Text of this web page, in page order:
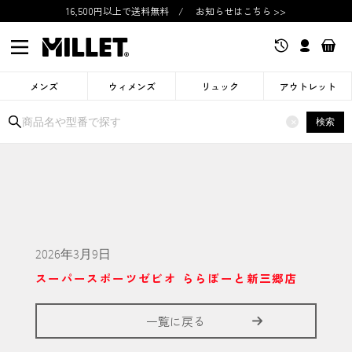
16,500円以上で送料無料 / お知らせはこちら >>
メンズ ウィメンズ リュック アウトレット
× 検索
2026年3月9日
スーパースポーツゼビオ ららぽーと新三郷店
一覧に戻る